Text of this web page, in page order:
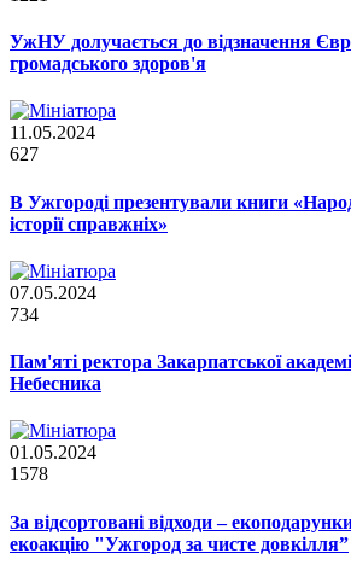
УжНУ долучається до відзначення
громадського здоров'я
11.05.2024
627
В Ужгороді презентували книги
історії справжніх»
07.05.2024
734
Пам'яті ректора Закарпатської
Небесника
01.05.2024
1578
За відсортовані відходи –
екоакцію "Ужгород за чисте довкілля”